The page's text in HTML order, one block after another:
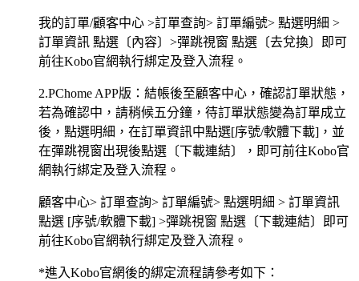
我的訂單/顧客中心 >訂單查詢> 訂單編號> 點選明細 >
訂單資訊 點選〔內容〕>彈跳視窗 點選〔去兌換〕即可
前往Kobo官網執行綁定及登入流程。
2.PChome APP版：結帳後至顧客中心，確認訂單狀態，
若為確認中，請稍候五分鐘，待訂單狀態變為訂單成立
後，點選明細，在訂單資訊中點選[序號/軟體下載]，並
在彈跳視窗出現後點選〔下載連結〕，即可前往Kobo官
網執行綁定及登入流程。
顧客中心> 訂單查詢> 訂單編號> 點選明細 > 訂單資訊
點選 [序號/軟體下載] >彈跳視窗 點選〔下載連結〕即可
前往Kobo官網執行綁定及登入流程。
*進入Kobo官網後的綁定流程請參考如下：